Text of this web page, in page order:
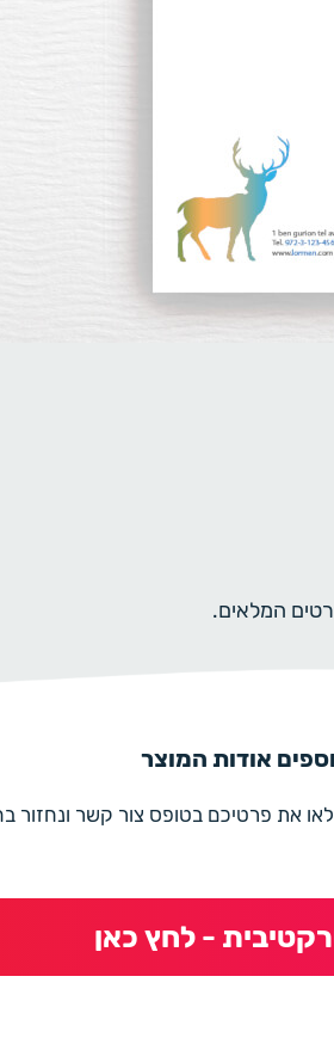
המלאים.
אודות המוצר
- לחץ כאן